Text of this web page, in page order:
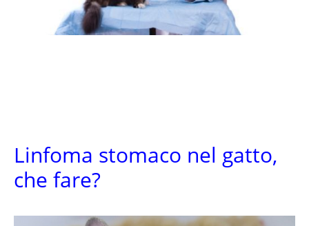
Linfoma stomaco nel gatto,
che fare?